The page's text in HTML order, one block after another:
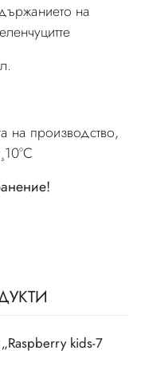
на
на производство,
kids-7